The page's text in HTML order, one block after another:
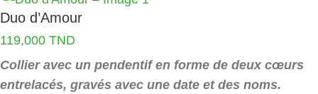
Duo d’Amour
119,000 TND
Collier avec un pendentif en forme de deux cœurs
entrelacés, gravés avec une date et des noms.